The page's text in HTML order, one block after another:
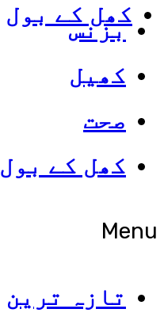
بزنس
کھیل
صحت
کھل کے بول
Menu
تازہ ترین
کھل کے بول